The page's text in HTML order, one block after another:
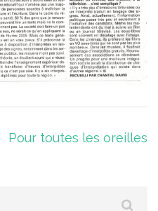
Pour toutes les oreilles